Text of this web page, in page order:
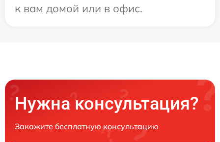
к вам домой или в офис.
Нужна консультация?
Закажите бесплатную консультацию